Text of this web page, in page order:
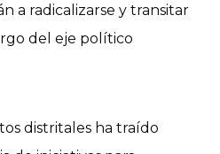
a radicalizarse y transitar
del eje político
distritales ha traído